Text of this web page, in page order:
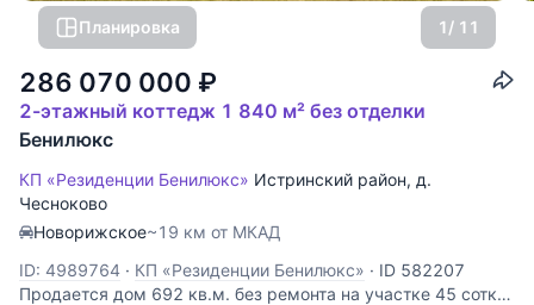
Планировка 1/ 11
286 070 000 ₽
2-этажный коттедж 1 840 м² без отделки
Бенилюкс
КП «Резиденции Бенилюкс» Истринский район, д.
Чесноково
Новорижское~19 км от МКАД
ID: 4989764 · КП «Резиденции Бенилюкс» · ID 582207
Продается дом 692 кв.м. без ремонта на участке 45 сотки